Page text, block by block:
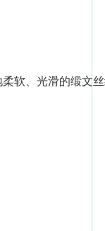
柔软、光滑的缎文